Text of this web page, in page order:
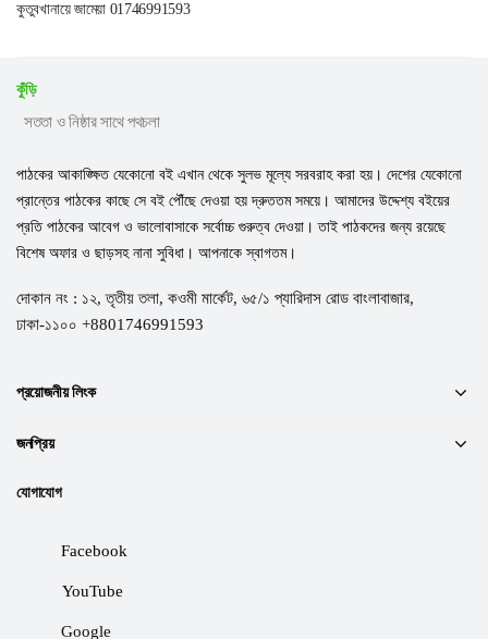
কুতুবখানায়ে জামেয়া 01746991593
কুঁড়ি
সততা ও নিষ্ঠার সাথে পথচলা
পাঠকের আকাঙ্ক্ষিত যেকোনো বই এখান থেকে সুলভ মূল্যে সরবরাহ করা হয়। দেশের যেকোনো
প্রান্তের পাঠকের কাছে সে বই পৌঁছে দেওয়া হয় দ্রুততম সময়ে। আমাদের উদ্দেশ্য বইয়ের
প্রতি পাঠকের আবেগ ও ভালোবাসাকে সর্বোচ্চ গুরুত্ব দেওয়া। তাই পাঠকদের জন্য রয়েছে
বিশেষ অফার ও ছাড়সহ নানা সুবিধা। আপনাকে স্বাগতম।
দোকান নং : ১২, তৃতীয় তলা, কওমী মার্কেট, ৬৫/১ প্যারিদাস রোড বাংলাবাজার,
ঢাকা-১১০০ +8801746991593
প্রয়োজনীয় লিংক
জনপ্রিয়
যোগাযোগ
Facebook
YouTube
Google